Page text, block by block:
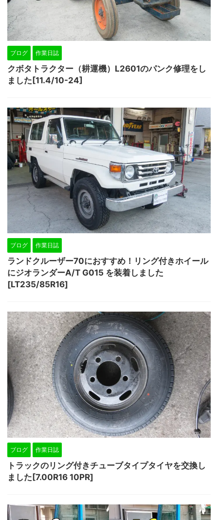
ブログ 作業日誌
クボタトラクター（耕運機）L2601のパンク修理をし
ました[11.4/10-24]
ブログ 作業日誌
ランドクルーザー70におすすめ！リング付きホイール
にジオランダーA/T G015 を装着しました
[LT235/85R16]
ブログ 作業日誌
トラックのリング付きチューブタイプタイヤを交換し
ました[7.00R16 10PR]